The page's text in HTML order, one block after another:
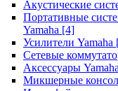
Акустические
Портативные
Yamaha [4]
Усилители Yamaha
Сетевые
Аксессуары Yamaha
Микшерные